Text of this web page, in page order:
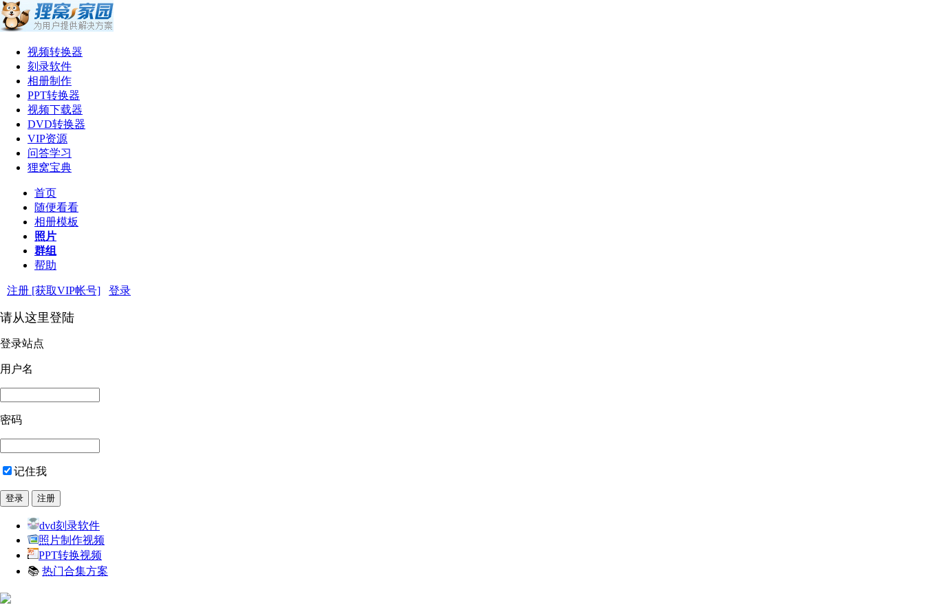
视频转换器
刻录软件
相册制作
PPT转换器
视频下载器
DVD转换器
VIP资源
问答学习
狸窝宝典
首页
随便看看
相册模板
照片
群组
帮助
注册 [获取VIP帐号] 登录
请从这里登陆
登录站点
用户名
密码
记住我
dvd刻录软件
照片制作视频
PPT转换视频
📚 热门合集方案